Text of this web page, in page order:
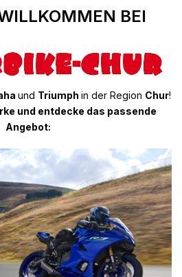
BEI
und Triumph in der Region Chur!
und entdecke das passende
Angebot: